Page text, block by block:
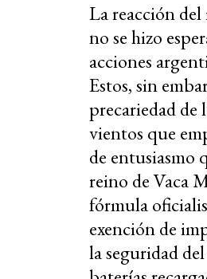
La reacción
no se hizo
acciones
Estos, sin
precariedad de
vientos que
de entusiasmo
reino de Vaca
fórmula
exención de
la seguridad